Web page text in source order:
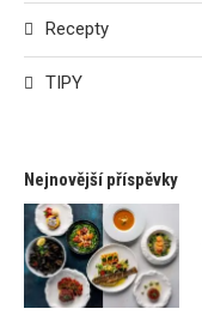
Recepty
TIPY
Nejnovější příspěvky